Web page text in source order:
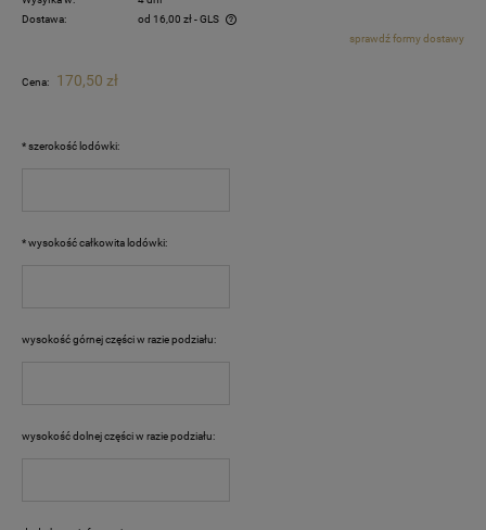
Dostawa:
od 16,00 zł- GLS
Cena nie zawiera ewentualnych kosztów płatnościsprawdź formy dostawy
Cena: 170,50 zł
*szerokość lodówki:
*wysokość całkowita lodówki:
wysokość górnej części w razie podziału:
wysokość dolnej części w razie podziału: